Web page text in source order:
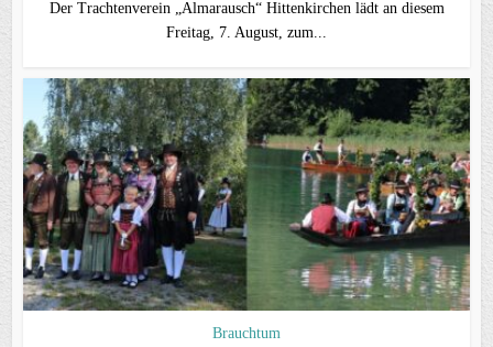
Der Trachtenverein „Almarausch“ Hittenkirchen lädt an diesem
Freitag, 7. August, zum...
Brauchtum